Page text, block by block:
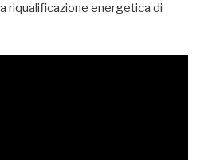
riqualificazione energetica di